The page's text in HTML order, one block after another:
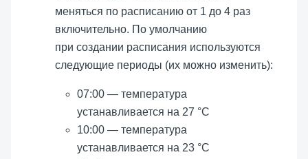
меняться по расписанию от 1 до 4 раз
включительно. По умолчанию
при создании расписания используются
следующие периоды (их можно изменить):
07:00 — температура
устанавливается на 27 °C
10:00 — температура
устанавливается на 23 °C